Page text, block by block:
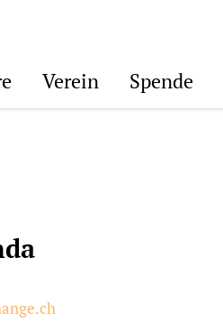
Verein Spende